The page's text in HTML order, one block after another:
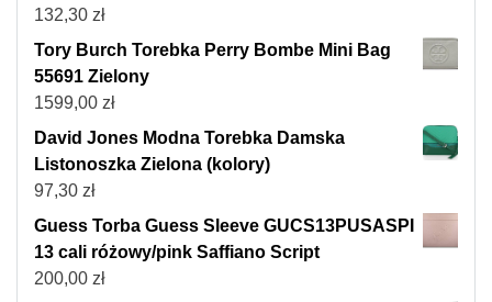
132,30 zł
Tory Burch Torebka Perry Bombe Mini Bag
55691 Zielony
1599,00 zł
David Jones Modna Torebka Damska
Listonoszka Zielona (kolory)
97,30 zł
Guess Torba Guess Sleeve GUCS13PUSASPI
13 cali różowy/pink Saffiano Script
200,00 zł